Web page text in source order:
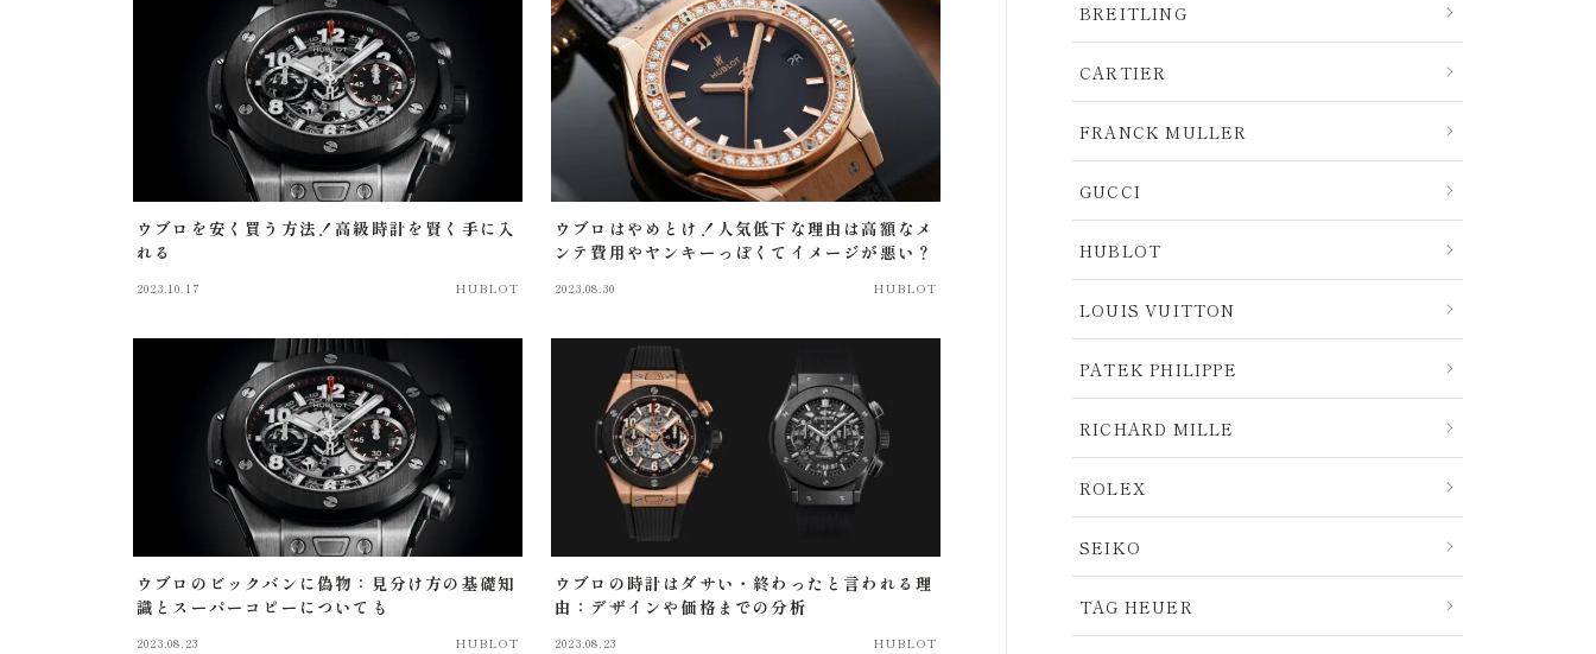
ウブロを安く買う方法！高級時計を賢く手に入
れる
2023.10.17 HUBLOT
ウブロはやめとけ！人気低下な理由は高額なメ
ンテ費用やヤンキーっぽくてイメージが悪い？
2023.08.30 HUBLOT
ウブロのビックバンに偽物：見分け方の基礎知
識とスーパーコピーについても
2023.08.23 HUBLOT
ウブロの時計はダサい・終わったと言われる理
由：デザインや価格までの分析
2023.08.23 HUBLOT
BREITLING
CARTIER
FRANCK MULLER
GUCCI
HUBLOT
LOUIS VUITTON
PATEK PHILIPPE
RICHARD MILLE
ROLEX
SEIKO
TAG HEUER